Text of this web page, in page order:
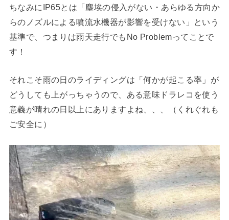
ちなみにIP65とは「塵埃の侵入がない・あらゆる方向か
らのノズルによる噴流水機器が影響を受けない」という
基準で、つまりは雨天走行でもNo Problemってことで
す！
それこそ雨の日のライディングは「何かが起こる率」が
どうしても上がっちゃうので、ある意味ドラレコを使う
意義が晴れの日以上にありますよね、、、（くれぐれも
ご安全に）